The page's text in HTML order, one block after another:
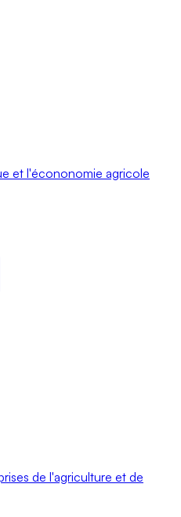
et l'écononomie agricole
de l'agriculture et de